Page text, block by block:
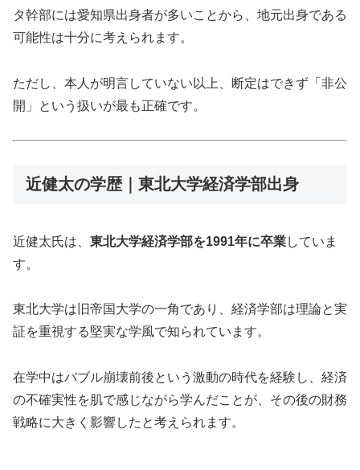
タ幹部には愛知県出身者が多いことから、地元出身である
可能性は十分に考えられます。
ただし、本人が明言していない以上、断定はできず「非公
開」という扱いが最も正確です。
近健太の学歴｜東北大学経済学部出身
近健太氏は、 東北大学経済学部を1991年に卒業していま
す。
東北大学は旧帝国大学の一角であり、経済学部は理論と実
証を重視する堅実な学風で知られています。
在学中はバブル崩壊前後という激動の時代を経験し、経済
の不確実性を肌で感じながら学んだことが、その後の財務
戦略に大きく影響したと考えられます。